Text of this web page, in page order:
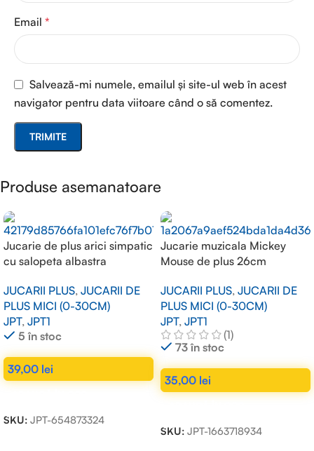
Email *
Salvează-mi numele, emailul și site-ul web în acest
navigator pentru data viitoare când o să comentez.
Produse asemanatoare
Jucarie de plus arici simpatic
cu salopeta albastra
JUCARII PLUS, JUCARII DE
PLUS MICI (0-30CM)
JPT, JPT1
5 în stoc
39,00 lei
SKU: JPT-654873324
Jucarie muzicala Mickey
Mouse de plus 26cm
JUCARII PLUS, JUCARII DE
PLUS MICI (0-30CM)
JPT, JPT1
(1)
73 în stoc
35,00 lei
SKU: JPT-1663718934